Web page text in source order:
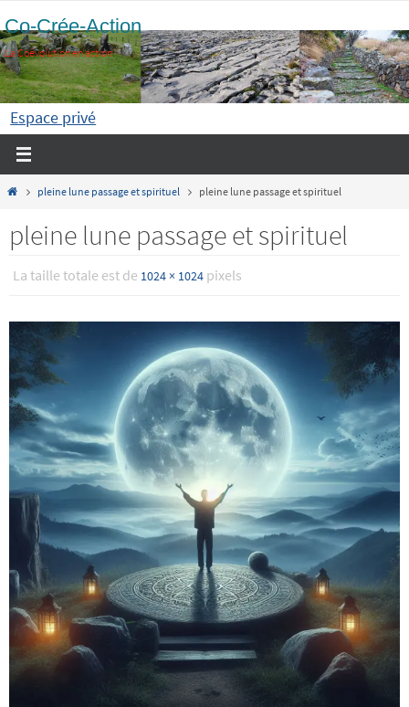
vers
le
contenu
Co-Crée-Action
La Coévolution en action
Espace privé
Homepleine lune passage et spirituel pleine lune passage et spirituel
pleine lune passage et spirituel
La taille totale est de 1024 × 1024 pixels